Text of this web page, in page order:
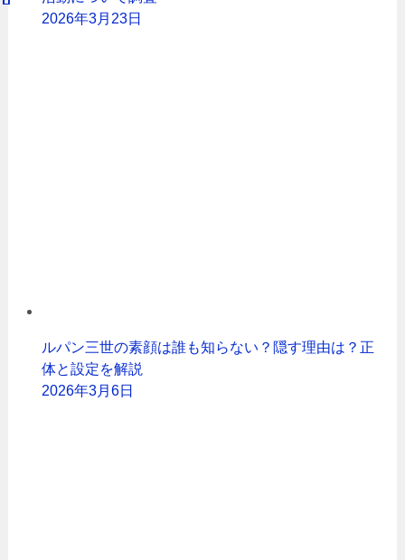
2026年3月23日
ルパン三世の素顔は誰も知らない？隠す理由は？正
体と設定を解説
2026年3月6日